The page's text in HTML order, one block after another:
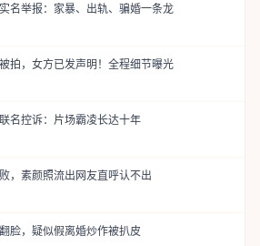
名举报：家暴、出轨、骗婚一条龙
拍，女方已发声明！全程细节曝光
名控诉：片场霸凌长达十年
，素颜照流出网友直呼认不出
脸，疑似假离婚炒作被扒皮